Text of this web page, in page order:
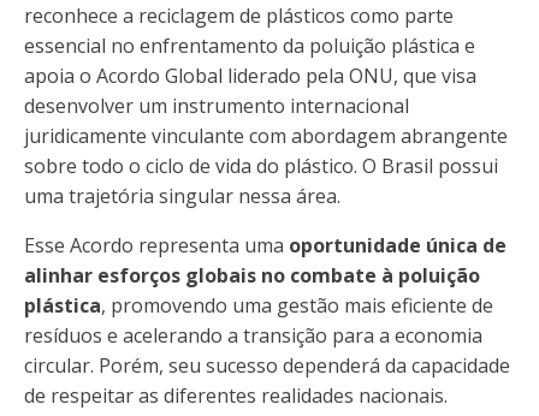
reconhece a reciclagem de plásticos como parte
essencial no enfrentamento da poluição plástica e
apoia o Acordo Global liderado pela ONU, que visa
desenvolver um instrumento internacional
juridicamente vinculante com abordagem abrangente
sobre todo o ciclo de vida do plástico. O Brasil possui
uma trajetória singular nessa área.
Esse Acordo representa uma oportunidade única de
alinhar esforços globais no combate à poluição
plástica, promovendo uma gestão mais eficiente de
resíduos e acelerando a transição para a economia
circular. Porém, seu sucesso dependerá da capacidade
de respeitar as diferentes realidades nacionais.